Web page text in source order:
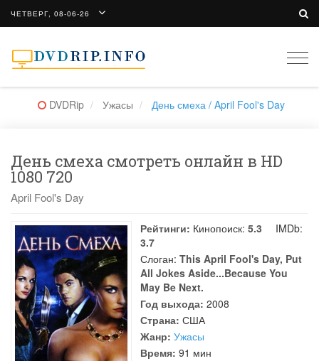
ЧЕТВЕРГ, 08-06-26
DVDRip Ужасы День смеха / April Fool's Day
День смеха смотреть онлайн в HD
1080 720
April Fool's Day
Рейтинги: Кинопоиск: 5.3
IMDb:
3.7
Слоган: This April Fool's Day, Put
All Jokes Aside...Because You
May Be Next.
Год выхода: 2008
Страна: США
Жанр: Ужасы
Время: 91 мин